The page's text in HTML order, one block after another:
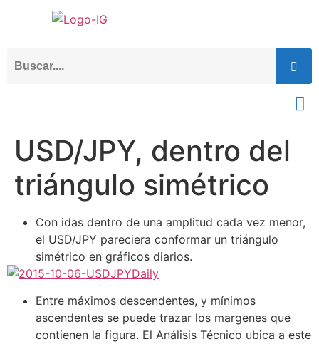
USD/JPY, dentro del
triángulo simétrico
Con idas dentro de una amplitud cada vez menor,
el USD/JPY pareciera conformar un triángulo
simétrico en gráficos diarios.
Entre máximos descendentes, y mínimos
ascendentes se puede trazar los margenes que
contienen la figura. El Análisis Técnico ubica a este